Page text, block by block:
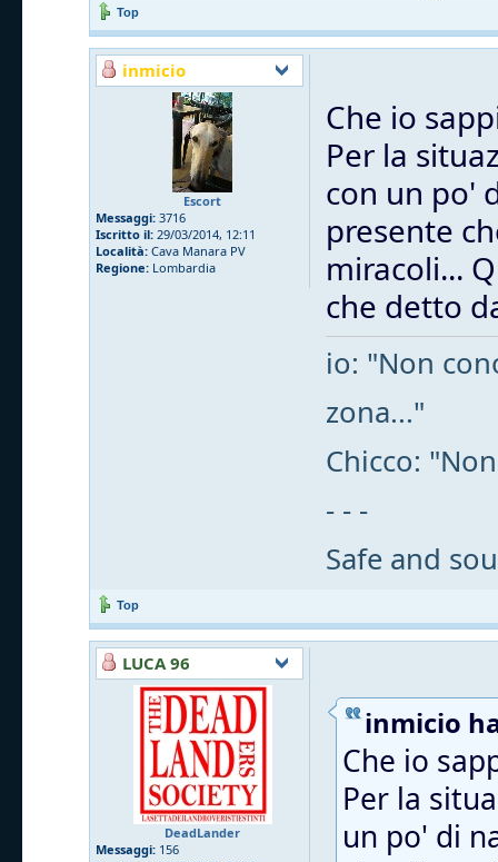
Top
inmicio
Escort
Messaggi: 3716
Iscritto il: 29/03/2014, 12:11
Località: Cava Manara PV
Regione: Lombardia
Che io
Per la
con un po'
presente
miracoli...
che detto
io: "Non
zona..."
Chicco:
- - -
Safe and
Top
LUCA 96
DeadLander
Messaggi: 156
inmicio
Che io
Per la
un po' di